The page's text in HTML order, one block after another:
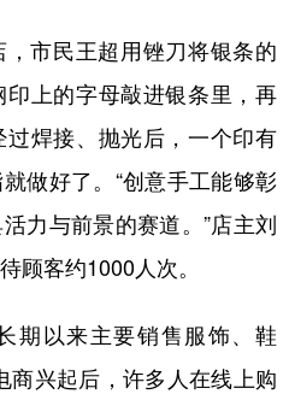
市民王超用锉刀将银条的
上的字母敲进银条里，再
焊接、抛光后，一个印有
做好了。“创意手工能够彰
力与前景的赛道。”店主刘
顾客约1000人次。
以来主要销售服饰、鞋
商兴起后，许多人在线上购